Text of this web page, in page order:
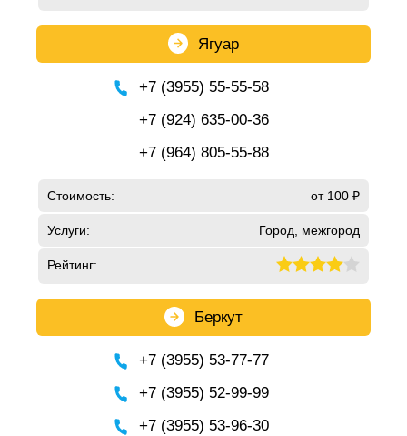
Ягуар
+7 (3955) 55-55-58
+7 (924) 635-00-36
+7 (964) 805-55-88
Стоимость: от 100 ₽
Услуги: Город, межгород
Рейтинг:
Беркут
+7 (3955) 53-77-77
+7 (3955) 52-99-99
+7 (3955) 53-96-30